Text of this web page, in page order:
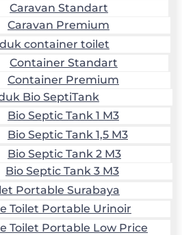
Caravan Standart
Caravan Premium
container toilet
Container Standart
Container Premium
Bio SeptiTank
Bio Septic Tank 1 M3
Bio Septic Tank 1,5 M3
Bio Septic Tank 2 M3
Bio Septic Tank 3 M3
Portable Surabaya
Toilet Portable Urinoir
Toilet Portable Low Price